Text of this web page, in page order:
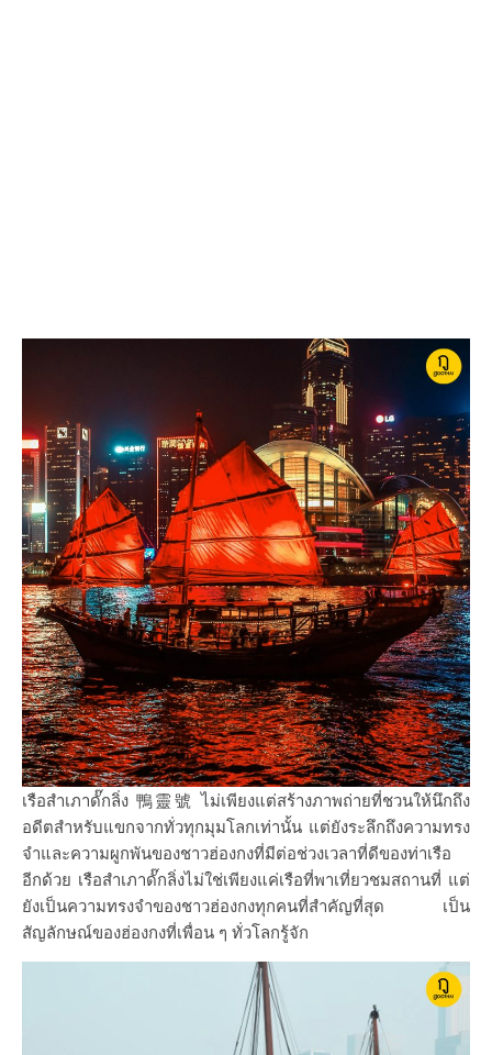
เรือสำเภาดั๊กลิ่ง 鴨靈號 ไม่เพียงแต่สร้างภาพถ่ายที่ชวนให้นึกถึง
อดีตสำหรับแขกจากทั่วทุกมุมโลกเท่านั้น แต่ยังระลึกถึงความทรง
จำและความผูกพันของชาวฮ่องกงที่มีต่อช่วงเวลาที่ดีของท่าเรือ
อีกด้วย เรือสำเภาดั๊กลิ่งไม่ใช่เพียงแค่เรือที่พาเที่ยวชมสถานที่ แต่
ยังเป็นความทรงจำของชาวฮ่องกงทุกคนที่สำคัญที่สุด เป็น
สัญลักษณ์ของฮ่องกงที่เพื่อน ๆ ทั่วโลกรู้จัก